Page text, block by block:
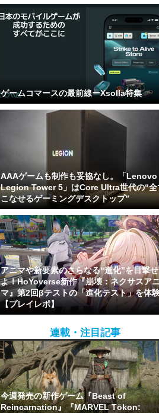
ゲームコマースの最前線ーXsolla特集
AAAゲームも制作も妥協なし。「Lenovo
Legion Tower 5」はCore Ultra世代の“全
こなせるゲーミングデスクトップ”
アニマや新要素のさらなる“進化”を目撃せ
よ！HoYoverse新作『崩壊：ネクサスア
マ』第2回βテストの「進化テスト」を体
【プレイレポ】
連載・注目記事
今週発売の新作ゲーム『Beast of
Reincarnation』『MARVEL Tōkon: